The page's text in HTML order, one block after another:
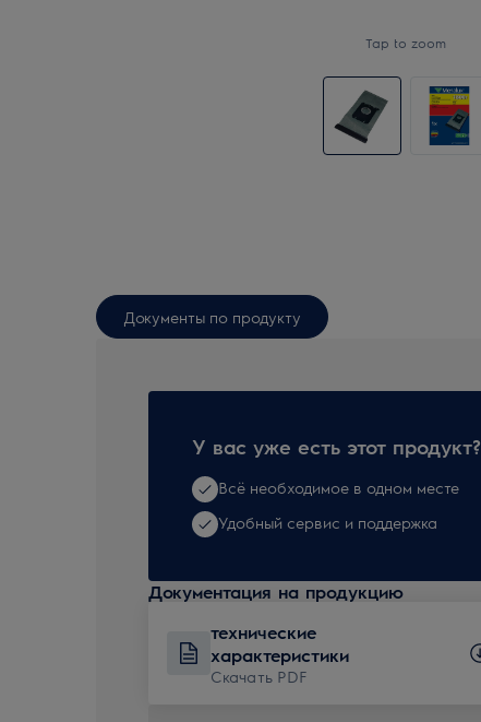
Tap to zoom
Документы по продукту
У вас уже есть этот продукт?
Всё необходимое в одном месте
Удобный сервис и поддержка
Документация на продукцию
технические
характеристики
Скачать PDF